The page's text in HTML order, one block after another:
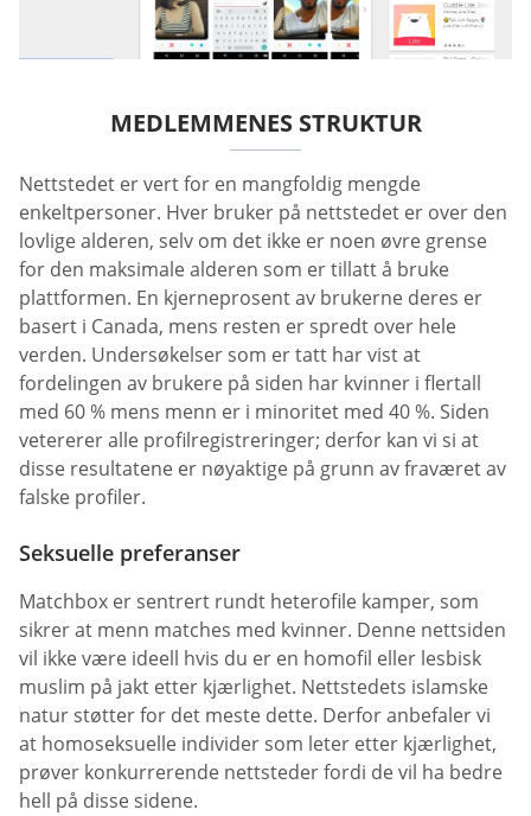
MEDLEMMENES STRUKTUR
Nettstedet er vert for en mangfoldig mengde
enkeltpersoner. Hver bruker på nettstedet er over den
lovlige alderen, selv om det ikke er noen øvre grense
for den maksimale alderen som er tillatt å bruke
plattformen. En kjerneprosent av brukerne deres er
basert i Canada, mens resten er spredt over hele
verden. Undersøkelser som er tatt har vist at
fordelingen av brukere på siden har kvinner i flertall
med 60 % mens menn er i minoritet med 40 %. Siden
vetererer alle profilregistreringer; derfor kan vi si at
disse resultatene er nøyaktige på grunn av fraværet av
falske profiler.
Seksuelle preferanser
Matchbox er sentrert rundt heterofile kamper, som
sikrer at menn matches med kvinner. Denne nettsiden
vil ikke være ideell hvis du er en homofil eller lesbisk
muslim på jakt etter kjærlighet. Nettstedets islamske
natur støtter for det meste dette. Derfor anbefaler vi
at homoseksuelle individer som leter etter kjærlighet,
prøver konkurrerende nettsteder fordi de vil ha bedre
hell på disse sidene.